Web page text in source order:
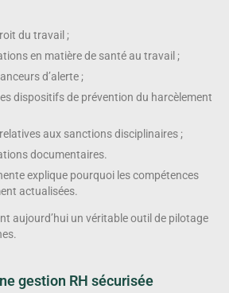
du travail ;
en matière de santé au travail ;
d’alerte ;
dispositifs de prévention du harcèlement
aux sanctions disciplinaires ;
documentaires.
explique pourquoi les compétences
actualisées.
aujourd’hui un véritable outil de pilotage
gestion RH sécurisée